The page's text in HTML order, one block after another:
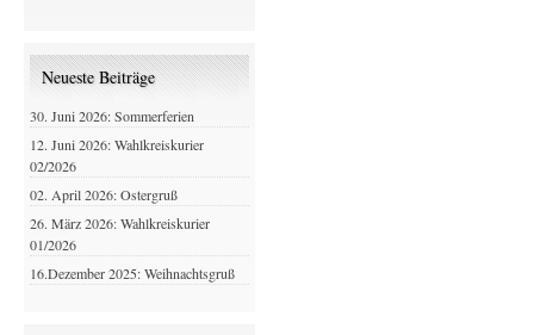
Neueste Beiträge
30. Juni 2026: Sommerferien
12. Juni 2026: Wahlkreiskurier
02/2026
02. April 2026: Ostergruß
26. März 2026: Wahlkreiskurier
01/2026
16.Dezember 2025: Weihnachtsgruß